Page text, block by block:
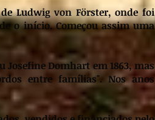
Ludwig von Förster, onde foi
o início. Começou assim uma
Josefine Domhart em 1863, mas
entre famílias". Nos anos